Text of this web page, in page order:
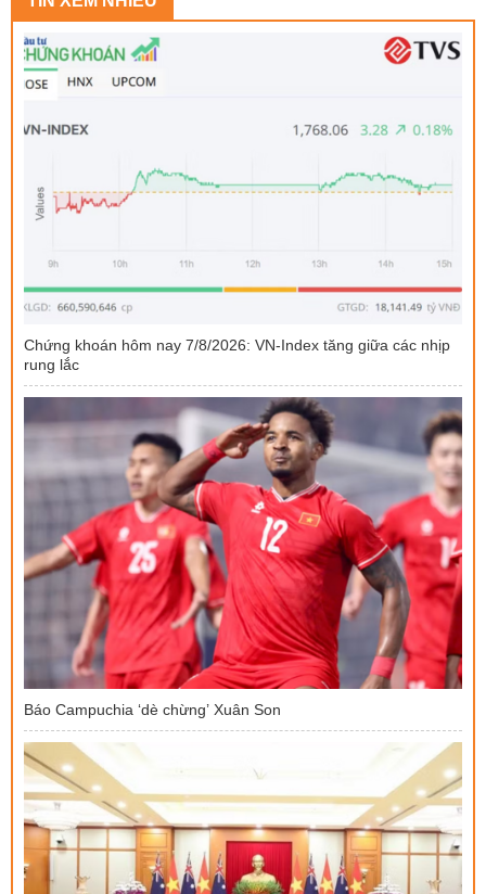
Chứng khoán hôm nay 7/8/2026: VN-Index tăng giữa các nhịp
rung lắc
Báo Campuchia ‘dè chừng’ Xuân Son